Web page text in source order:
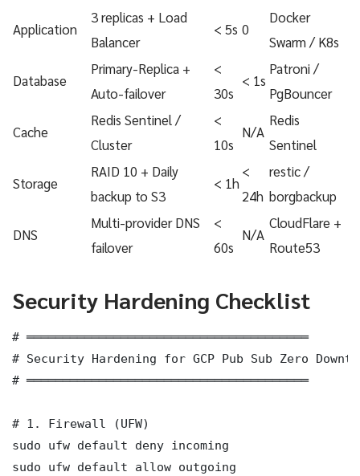
Application
3 replicas + Load
Balancer
< 5s 0
Docker
Swarm / K8s
Database
Primary-Replica +
Auto-failover
<
30s
< 1s
Patroni /
PgBouncer
Cache
Redis Sentinel /
Cluster
<
10s
N/A
Redis
Sentinel
Storage
RAID 10 + Daily
backup to S3
< 1h
<
24h
restic /
borgbackup
DNS
Multi-provider DNS
failover
<
60s
N/A
CloudFlare +
Route53
Security Hardening Checklist
# ═══════════════════════════════════════
# Security Hardening for GCP Pub Sub Zero
# ═══════════════════════════════════════
# 1. Firewall (UFW)
sudo ufw default deny incoming
sudo ufw default allow outgoing